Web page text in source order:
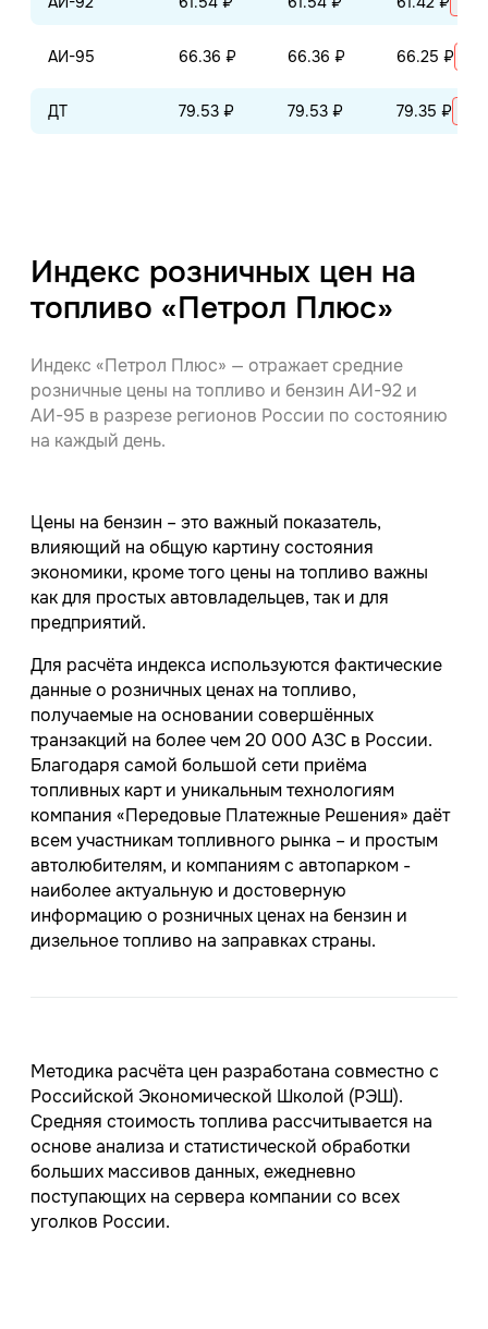
АИ-95 66.36 ₽ 66.36 ₽ 66.25 ₽
ДТ 79.53 ₽ 79.53 ₽ 79.35 ₽
Индекс розничных цен на
топливо «Петрол Плюс»
Индекс «Петрол Плюс» — отражает средние
розничные цены на топливо и бензин АИ-92 и
АИ-95 в разрезе регионов России по состоянию
на каждый день.
Цены на бензин – это важный показатель,
влияющий на общую картину состояния
экономики, кроме того цены на топливо важны
как для простых автовладельцев, так и для
предприятий.
Для расчёта индекса используются фактические
данные о розничных ценах на топливо,
получаемые на основании совершённых
транзакций на более чем 20 000 АЗС в России.
Благодаря самой большой сети приёма
топливных карт и уникальным технологиям
компания «Передовые Платежные Решения» даёт
всем участникам топливного рынка – и простым
автолюбителям, и компаниям с автопарком -
наиболее актуальную и достоверную
информацию о розничных ценах на бензин и
дизельное топливо на заправках страны.
Методика расчёта цен разработана совместно с
Российской Экономической Школой (РЭШ).
Средняя стоимость топлива рассчитывается на
основе анализа и статистической обработки
больших массивов данных, ежедневно
поступающих на сервера компании со всех
уголков России.